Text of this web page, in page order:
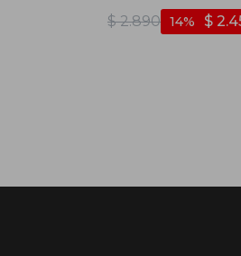
$ 2.890 $
14